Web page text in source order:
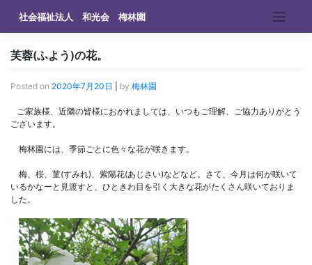
content
社会福祉法人 和光会 梅林園
芙蓉(ふよう)の花。
Posted on 2020年7月20日 by 梅林園
ご家族様、近隣の皆様におかれましては、いつもご理解、ご協力ありがとう
ございます。
梅林園には、季節ごとに色々な花が咲きます。
梅、桜、菫(すみれ)、紫陽花(あじさい)などなど。さて、今月は何が咲いて
いるかなーと見渡すと、ひときわ目を引く大きな花がたくさん咲いておりま
した。